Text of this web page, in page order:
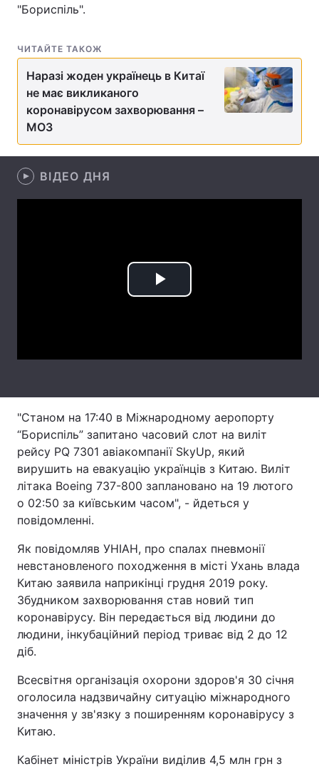
Техно і зв'язок
Зброя
Здоров'я Туризм
Цікавинки Погода
Екологія
Тема оформлення
"Бориспіль".
ЧИТАЙТЕ ТАКОЖ
Наразі жоден українець в Китаї
не має викликаного
коронавірусом захворювання –
МОЗ
ВІДЕО ДНЯ
Play
"Станом на 17:40 в Міжнародному аеропорту
“Бориспіль” запитано часовий слот на виліт
рейсу PQ 7301 авіакомпанії SkyUp, який
вирушить на евакуацію українців з Китаю. Виліт
літака Boeing 737-800 заплановано на 19 лютого
о 02:50 за київським часом", - йдеться у
повідомленні.
Як повідомляв УНІАН, про спалах пневмонії
невстановленого походження в місті Ухань влада
Китаю заявила наприкінці грудня 2019 року.
Збудником захворювання став новий тип
коронавірусу. Він передається від людини до
людини, інкубаційний період триває від 2 до 12
діб.
Всесвітня організація охорони здоров'я 30 січня
оголосила надзвичайну ситуацію міжнародного
значення у зв'язку з поширенням коронавірусу з
Китаю.
Кабінет міністрів України виділив 4,5 млн грн з